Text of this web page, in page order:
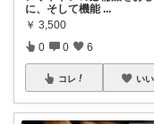
に、そして機能 ...
￥ 3,500
0 0 6
コレ い